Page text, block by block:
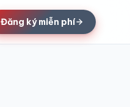
Đăng ký miễn phí